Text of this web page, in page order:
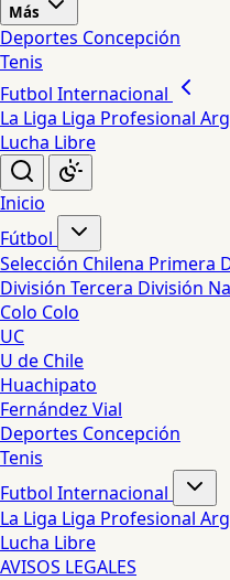
Más
Deportes Concepción
Tenis
Futbol Internacional
La Liga Liga Profesional
Lucha Libre
Inicio
Fútbol
Selección Chilena Primera
División Tercera División
Colo Colo
UC
U de Chile
Huachipato
Fernández Vial
Deportes Concepción
Tenis
Futbol Internacional
La Liga Liga Profesional
Lucha Libre
AVISOS LEGALES